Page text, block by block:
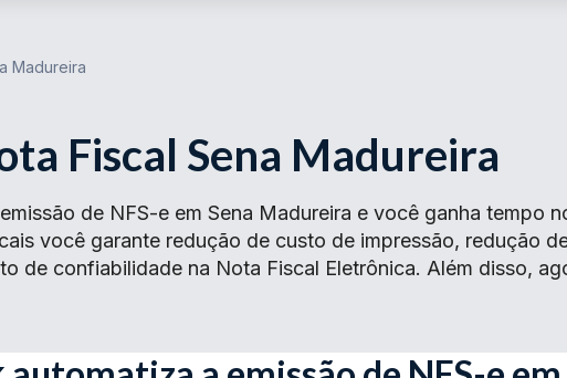
Madureira
Fiscal Sena Madureira
de NFS-e em Sena Madureira e você ganha tempo
você garante redução de custo de impressão, redução
de confiabilidade na Nota Fiscal Eletrônica. Além disso,